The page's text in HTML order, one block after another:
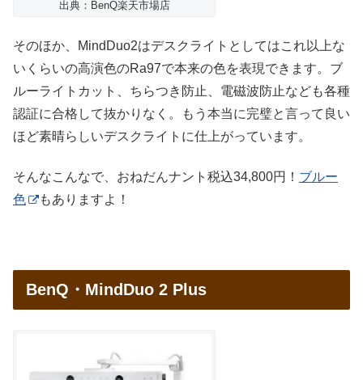
出典：BenQ楽天市場店
そのほか、MindDuo2はデスクライトとしてはこれ以上な
いくらいの高演色のRa97で本来の色を表現できます。ブ
ルーライトカット、ちらつき防止、電磁波防止なども各種
認証に合格して抜かりなく。もう本当に完璧と言って良い
ほど素晴らしいデスクライトに仕上がっています。
そんなこんなで、おねだんナント税込34,800円！ ブルー
色
もありますよ！
BenQ・MindDuo 2 Plus